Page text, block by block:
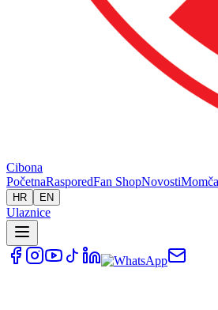
Cibona
PočetnaRasporedFan ShopNovosti
HR EN
Ulaznice